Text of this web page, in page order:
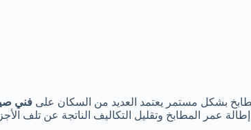
بشكل مستمر يعتمد العديد من السكان على فني
عمر المطابخ وتقليل التكاليف الناتجة عن تلف